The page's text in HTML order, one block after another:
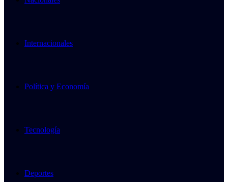
Internacionales
Política y Economía
Tecnología
Deportes